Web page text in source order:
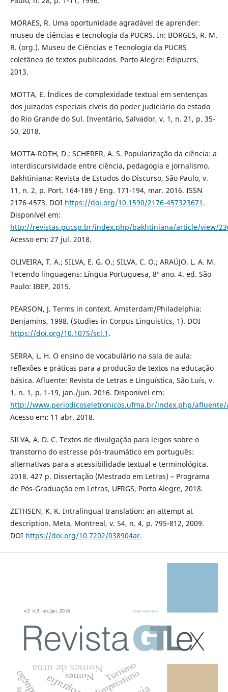
MORAES, R. Uma oportunidade agradável de aprender:
museu de ciências e tecnologia da PUCRS. In: BORGES, R. M.
R. (org.). Museu de Ciências e Tecnologia da PUCRS
coletânea de textos publicados. Porto Alegre: Edipucrs,
2013.
MOTTA, E. Índices de complexidade textual em sentenças
dos juizados especiais cíveis do poder judiciário do estado
do Rio Grande do Sul. Inventário, Salvador, v. 1, n. 21, p. 35-
50, 2018.
MOTTA-ROTH, D.; SCHERER, A. S. Popularização da ciência: a
interdiscursividade entre ciência, pedagogia e jornalismo.
Bakhtiniana: Revista de Estudos do Discurso, São Paulo, v.
11, n. 2, p. Port. 164-189 / Eng. 171-194, mar. 2016. ISSN
2176-4573. DOI https://doi.org/10.1590/2176-457323671 .
Disponível em:
http://revistas.pucsp.br/index.php/bakhtiniana/article/view/
Acesso em: 27 jul. 2018.
OLIVEIRA, T. A.; SILVA, E. G. O.; SILVA, C. O.; ARAÚJO, L. A. M.
Tecendo linguagens: Língua Portuguesa, 8º ano. 4. ed. São
Paulo: IBEP, 2015.
PEARSON, J. Terms in context. Amsterdam/Philadelphia:
Benjamins, 1998. (Studies in Corpus Linguistics, 1). DOI
https://doi.org/10.1075/scl.1 .
SERRA, L. H. O ensino de vocabulário na sala de aula:
reflexões e práticas para a produção de textos na educação
básica. Afluente: Revista de Letras e Linguística, São Luís, v.
1, n. 1, p. 1-19, jan./jun. 2016. Disponível em:
http://www.periodicoseletronicos.ufma.br/index.php/
Acesso em: 11 abr. 2018.
SILVA, A. D. C. Textos de divulgação para leigos sobre o
transtorno do estresse pós-traumático em português:
alternativas para a acessibilidade textual e terminológica.
2018. 427 p. Dissertação (Mestrado em Letras) – Programa
de Pós-Graduação em Letras, UFRGS, Porto Alegre, 2018.
ZETHSEN, K. K. Intralingual translation: an attempt at
description. Meta, Montreal, v. 54, n. 4, p. 795-812, 2009.
DOI https://doi.org/10.7202/038904ar.